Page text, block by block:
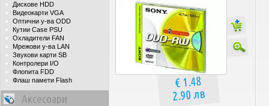
Дискове HDD
Видеокарти VGA
Оптични у-ва ODD
Кутии Case PSU
Охладители FAN
Мрежови у-ва LAN
Звукови карти SB
Контролери I/O
Флопита FDD
Флаш памети Flash
Аксесоари
€ 1.48
2.90 лв